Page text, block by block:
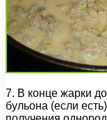
7. В конце жарки
бульона (если